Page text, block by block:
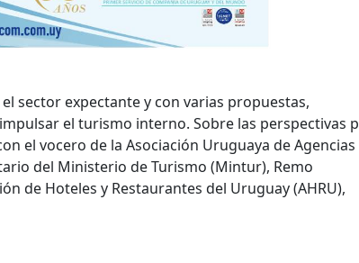
sector expectante y con varias propuestas,
el turismo interno. Sobre las perspectivas
el vocero de la Asociación Uruguaya de Agencias
del Ministerio de Turismo (Mintur), Remo
de Hoteles y Restaurantes del Uruguay (AHRU),